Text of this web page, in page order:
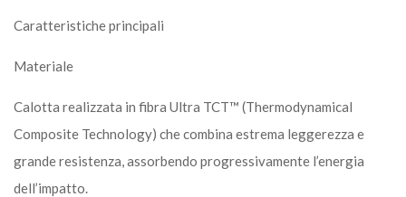
Caratteristiche principali
Materiale
Calotta realizzata in fibra Ultra TCT™ (Thermodynamical
Composite Technology) che combina estrema leggerezza e
grande resistenza, assorbendo progressivamente l’energia
dell’impatto.